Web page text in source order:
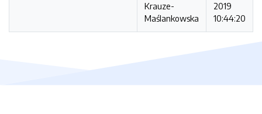
Krauze-
Maślankowska
2019
10:44:20